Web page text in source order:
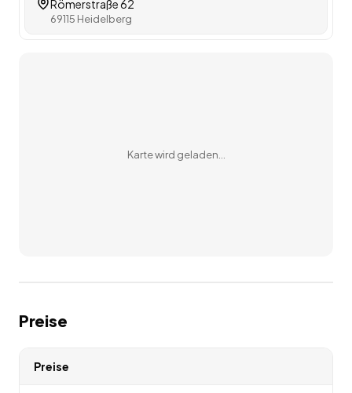
Römerstraße 62
69115 Heidelberg
Karte wird geladen…
Preise
Preise